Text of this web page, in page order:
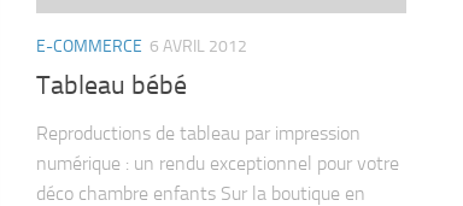
E-COMMERCE 6 AVRIL 2012
Tableau bébé
Reproductions de tableau par impression
numérique : un rendu exceptionnel pour votre
déco chambre enfants Sur la boutique en